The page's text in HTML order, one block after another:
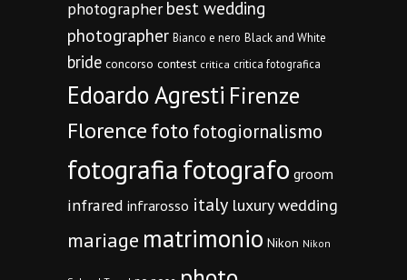
photographer best wedding
photographer Bianco e nero Black and White
bride concorso contest critica critica fotografica
Edoardo Agresti Firenze
Florencefoto fotogiornalismo
fotografiafotografo groom
infrared infrarosso italy luxury wedding
mariage matrimonio Nikon Nikon